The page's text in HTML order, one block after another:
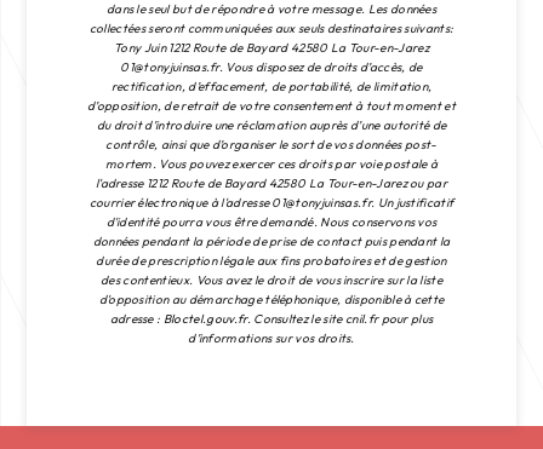
dans le seul but de répondre à votre message. Les données
collectées seront communiquées aux seuls destinataires suivants:
Tony Juin 1212 Route de Bayard 42580 La Tour-en-Jarez
01@tonyjuinsas.fr. Vous disposez de droits d’accès, de
rectification, d’effacement, de portabilité, de limitation,
d’opposition, de retrait de votre consentement à tout moment et
du droit d’introduire une réclamation auprès d’une autorité de
contrôle, ainsi que d’organiser le sort de vos données post-
mortem. Vous pouvez exercer ces droits par voie postale à
l'adresse 1212 Route de Bayard 42580 La Tour-en-Jarez ou par
courrier électronique à l'adresse 01@tonyjuinsas.fr. Un justificatif
d'identité pourra vous être demandé. Nous conservons vos
données pendant la période de prise de contact puis pendant la
durée de prescription légale aux fins probatoires et de gestion
des contentieux. Vous avez le droit de vous inscrire sur la liste
d'opposition au démarchage téléphonique, disponible à cette
adresse : Bloctel.gouv.fr. Consultez le site cnil.fr pour plus
d’informations sur vos droits.